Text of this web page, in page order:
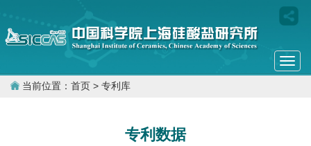
当前位置： 首页 > 专利库
专利数据